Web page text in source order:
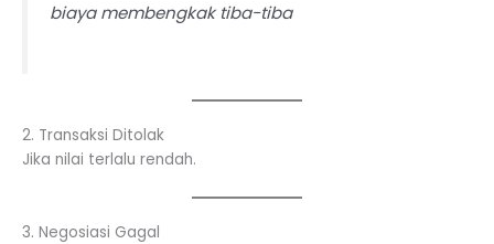
biaya membengkak tiba-tiba
2. Transaksi Ditolak
Jika nilai terlalu rendah.
3. Negosiasi Gagal